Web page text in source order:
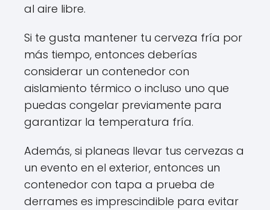
al aire libre.
Si te gusta mantener tu cerveza fría por
más tiempo, entonces deberías
considerar un contenedor con
aislamiento térmico o incluso uno que
puedas congelar previamente para
garantizar la temperatura fría.
Además, si planeas llevar tus cervezas a
un evento en el exterior, entonces un
contenedor con tapa a prueba de
derrames es imprescindible para evitar